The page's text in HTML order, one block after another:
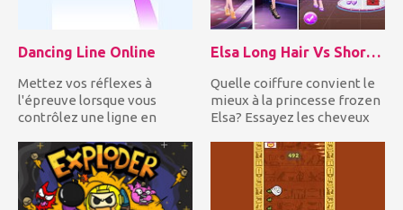
Dancing Line Online
Mettez vos réflexes à
l'épreuve lorsque vous
contrôlez une ligne en
constam...
Elsa Long Hair Vs Short Hair Fashion
Quelle coiffure convient le
mieux à la princesse frozen
Elsa? Essayez les cheveux